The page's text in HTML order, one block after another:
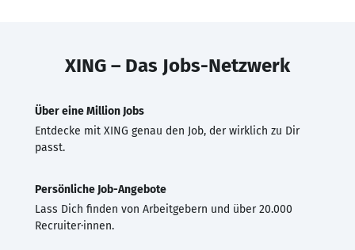
XING – Das Jobs-Netzwerk
Über eine Million Jobs
Entdecke mit XING genau den Job, der wirklich zu Dir
passt.
Persönliche Job-Angebote
Lass Dich finden von Arbeitgebern und über 20.000
Recruiter·innen.